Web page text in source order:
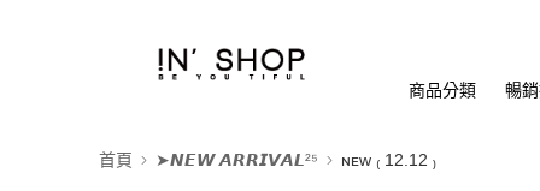
商品分類 暢
首頁 ➤𝙉𝙀𝙒 𝘼𝙍𝙍𝙄𝙑𝘼𝙇²⁵ ɴᴇᴡ ₍ 12.12 ₎